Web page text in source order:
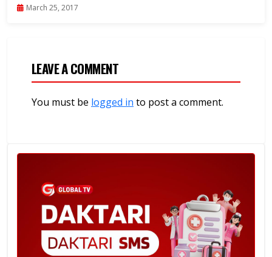
March 25, 2017
LEAVE A COMMENT
You must be logged in to post a comment.